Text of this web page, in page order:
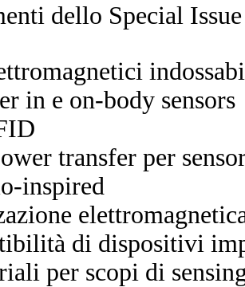
dello Special
in e on-body sensors
transfer per
inspired
di dispositivi
per scopi di